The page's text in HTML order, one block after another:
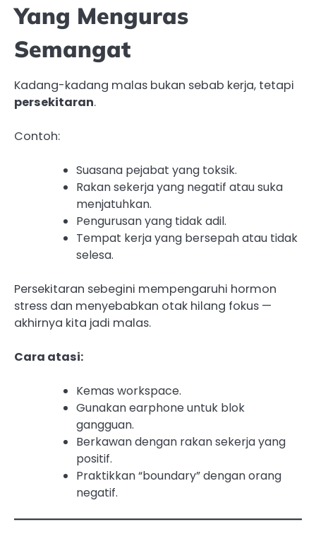
Yang Menguras
Semangat
Kadang-kadang malas bukan sebab kerja, tetapi
persekitaran.
Contoh:
Suasana pejabat yang toksik.
Rakan sekerja yang negatif atau suka
menjatuhkan.
Pengurusan yang tidak adil.
Tempat kerja yang bersepah atau tidak
selesa.
Persekitaran sebegini mempengaruhi hormon
stress dan menyebabkan otak hilang fokus —
akhirnya kita jadi malas.
Cara atasi:
Kemas workspace.
Gunakan earphone untuk blok
gangguan.
Berkawan dengan rakan sekerja yang
positif.
Praktikkan “boundary” dengan orang
negatif.